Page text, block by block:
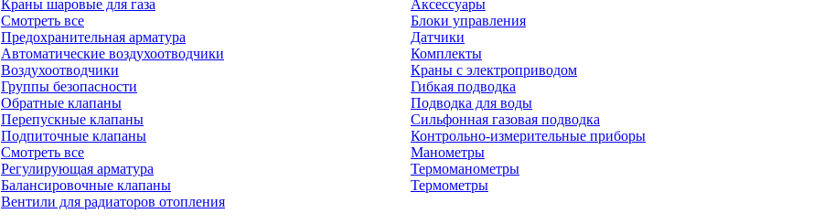
Краны шаровые для газа
Смотреть все
Предохранительная арматура
Автоматические воздухоотводчики
Воздухоотводчики
Группы безопасности
Обратные клапаны
Перепускные клапаны
Подпиточные клапаны
Смотреть все
Регулирующая арматура
Балансировочные клапаны
Вентили для радиаторов отопления
Аксессуары
Блоки управления
Датчики
Комплекты
Краны с электроприводом
Гибкая подводка
Подводка для воды
Сильфонная газовая подводка
Контрольно-измерительные приборы
Манометры
Термоманометры
Термометры